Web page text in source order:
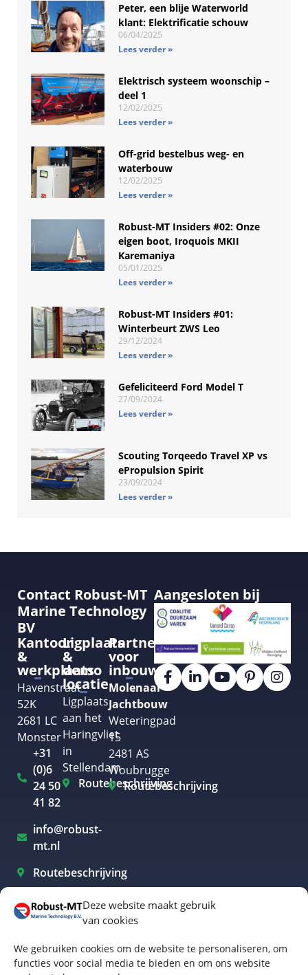
Deze website maakt gebruik
van cookies
We gebruiken cookies om de website te personaliseren, om
functies voor social media te bieden en om ons website
Peter, een blije Waterworld
klant: Elektrificatie schouw
06/04/2025
Lees verder »
Elektrisch systeem woonschip –
deel 1
12/02/2025
Lees verder »
Off-grid bestelbus weg- en
waterbouw
12/02/2025
Lees verder »
Robust-MT Insiders #02: Onze
eigen boot, Iroquois MKII
Karemaniya
05/01/2025
Lees verder »
Robust-MT Insiders #01:
Winterbeurt ZWS Leo
29/12/2024
Lees verder »
Gefeliciteerd Ford Model T
27/09/2024
Lees verder »
Scouting Torqeedo Travel XP vs
ePropulsion Spirit
23/09/2024
Lees verder »
Contact Robust-MT
Marine Technology
BV
Kantoor
&
werkplaats
Havenstraat
52K
2681 LC
Monster
+31
(0)6
24 50
41 82
info@robust-
mt.nl
Routebeschrijving
Ligplaats
&
demo
locatie
Ligplaats
aan het
Haringvliet
in
Stellendam
Routebeschrijving
Partner
voor
inbouw
Molenaar
Jachtbouw
Weteringpad
15
2481 AS
Woubrugge
Routebeschrijving
Aangesloten bij
Elektrisch varen Westland
Elektrisch varen Rotterdam